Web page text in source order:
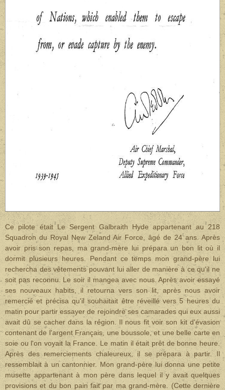
Ce pilote était Le Sergent Galbraith Hyde appartenant au 218
Squadron du Royal New Zeland Air Force, âgé de 24 ans. Après
avoir pris son repas, ma grand-mère lui prépara un bon lit où il
dormit plusieurs heures. Pendant ce temps mon grand-père lui
rechercha des vêtements pouvant lui aller de manière à ce qu'il ne
soit pas reconnu. Le soir il mangea avec nous. Après avoir essayé
ses nouveaux habits, il retourna vers son lit, après nous avoir
remercié et précisa qu'il souhaitait être réveillé vers 5 heures du
matin pour partir essayer de rejoindre ses camarades qui eux aussi
avait dû se cacher dans la région. Il nous fit voir son kit d'évasion
contenant de l'argent Français, une boussole, et une belle carte en
soie ou l'on voyait la France. Le matin il était prêt de bonne heure.
Après des remerciements chaleureux, il se prépara à partir. Il
ressemblait à un cantonnier. Mon grand-père lui donna une petite
musette appartenant à mon père dans lequel il y avait quelques
provisions et du bon pain fait par ma grand-mère. (Cette dernière